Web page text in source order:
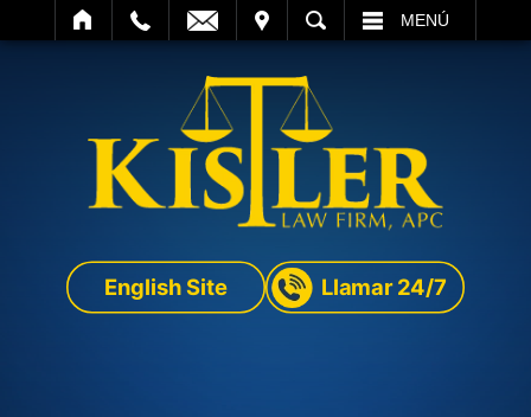
BUSCAR MENÚ
English Site Llamar 24/7